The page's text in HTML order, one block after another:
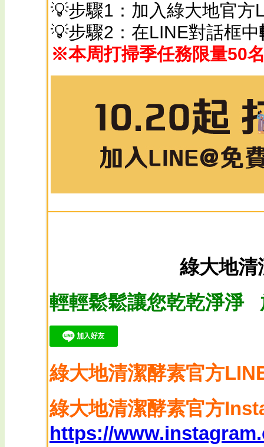
💡步驟1：加入綠大地官方
💡步驟2：在LINE對話框中
※本周打掃季任務限量50
綠大地清
輕輕鬆鬆讓您乾乾淨淨
綠大地清潔酵素官方
綠大地清潔酵素官方
https://